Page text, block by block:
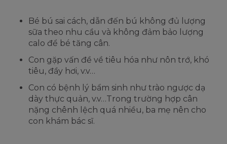
Bé bú sai cách, dẫn đến bú không đủ lượng
sữa theo nhu cầu và không đảm bảo lượng
calo để bé tăng cân.
Con gặp vấn đề về tiêu hóa như nôn trớ, khó
tiêu, đầy hơi, v.v…
Con có bệnh lý bẩm sinh như trào ngược dạ
dày thực quản, v.v…Trong trường hợp cân
nặng chênh lệch quá nhiều, ba mẹ nên cho
con khám bác sĩ.